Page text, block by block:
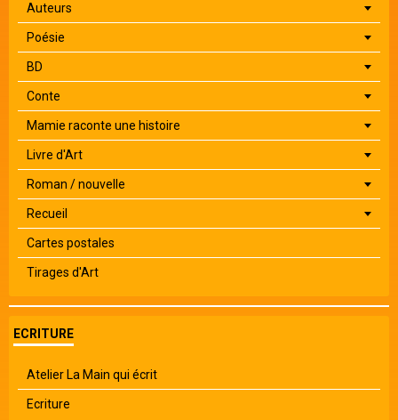
Auteurs
Poésie
BD
Conte
Mamie raconte une histoire
Livre d'Art
Roman / nouvelle
Recueil
Cartes postales
Tirages d'Art
ECRITURE
Atelier La Main qui écrit
Ecriture